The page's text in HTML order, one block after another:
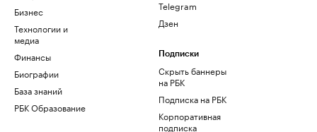
Бизнес
Технологии и
медиа
Финансы
Биографии
База знаний
РБК Образование
Telegram
Дзен
Подписки
Скрыть баннеры
на РБК
Подписка на РБК
Корпоративная
подписка